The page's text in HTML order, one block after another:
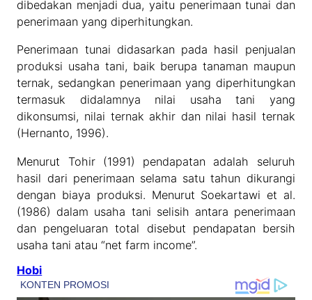
dibedakan menjadi dua, yaitu penerimaan tunai dan
penerimaan yang diperhitungkan.
Penerimaan tunai didasarkan pada hasil penjualan
produksi usaha tani, baik berupa tanaman maupun
ternak, sedangkan penerimaan yang diperhitungkan
termasuk didalamnya nilai usaha tani yang
dikonsumsi, nilai ternak akhir dan nilai hasil ternak
(Hernanto, 1996).
Menurut Tohir (1991) pendapatan adalah seluruh
hasil dari penerimaan selama satu tahun dikurangi
dengan biaya produksi. Menurut Soekartawi et al.
(1986) dalam usaha tani selisih antara penerimaan
dan pengeluaran total disebut pendapatan bersih
usaha tani atau “net farm income”.
Hobi